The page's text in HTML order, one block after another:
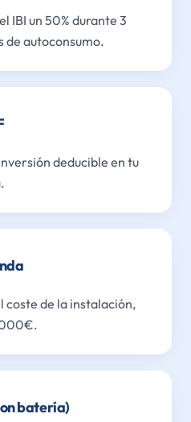
IBI un 50% durante 3
de autoconsumo.
deducible en tu
coste de la instalación,
batería)